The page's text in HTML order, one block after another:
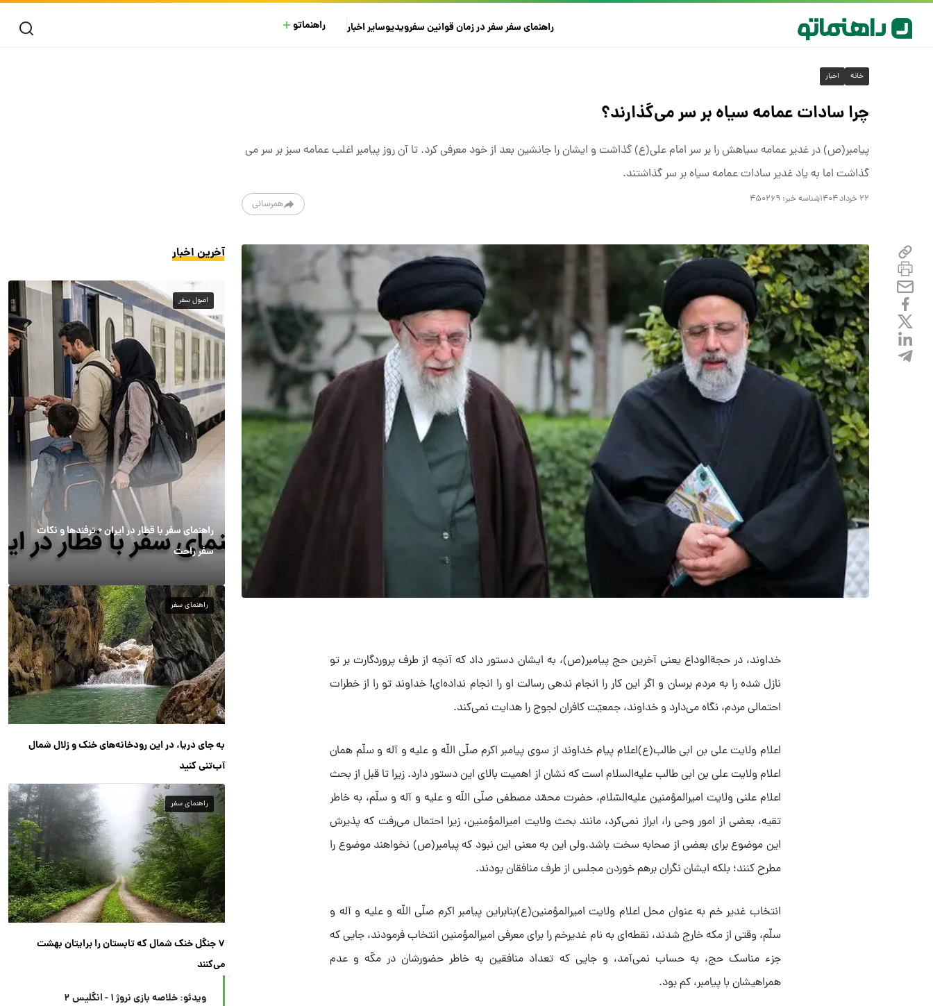
راهنمای سفرسفر در زمانقوانین سفرویدیوسایراخبار راهنماتو
خانه اخبار
چرا سادات عمامه سیاه بر سر می‌گذارند؟
پیامبر(ص) در غدیر عمامه سیاهش را بر سر امام علی(ع) گذاشت و ایشان را جانشین بعد از خود معرفی کرد. تا آن روز پیامبر اغلب عمامه سبز بر سر می
گذاشت اما به یاد غدیر سادات عمامه سیاه بر سر گذاشتند.
۲۲ خرداد ۱۴۰۴ شناسه خبر: ۴۵۰۲۶۹ همرسانی
خداوند، در حجة‌الوداع یعنی آخرین حج پیامبر(ص)، به ایشان دستور داد که ‌آنچه از طرف پروردگارت بر تو
نازل شده را به مردم برسان و اگر این کار را انجام ندهی رسالت او را انجام نداده‌ای! خداوند تو را از خطرات
احتمالی مردم، نگاه می‌دارد و خداوند، جمعیّت کافران لجوج را هدایت نمی‌کند.
اعلام ولایت علی‌ بن ابی طالب(ع)اعلام پیام خداوند از سوی پیامبر اکرم صلّی اللّه و علیه و آله و سلّم همان
اعلام ولایت علی بن ابی طالب علیه‌السلام است که نشان از اهمیت بالای این دستور دارد. زیرا تا قبل از بحث
اعلام علنی ولایت امیرالمؤمنین علیه‌السّلام، حضرت محمّد مصطفی صلّی اللّه و علیه و آله و سلّم، به خاطر
تقیه، بعضی از امور وحی را، ابراز نمی‌کرد، مانند بحث ولایت امیرالمؤمنین، زیرا احتمال می‌رفت که پذیرش
این موضوع برای بعضی از صحابه سخت باشد.ولی این به معنی این نبود که پیامبر(ص) نخواهند موضوع را
مطرح کنند؛ بلکه ایشان نگران برهم خوردن مجلس از طرف منافقان بودند.
انتخاب غدیر خم به عنوان محل اعلام ولایت امیرالمؤمنین(ع)بنابراین پیامبر اکرم صلّی اللّه و علیه و آله و
سلّم، وقتی از مکه خارج شدند، نقطه‌ای به نام غدیرخم را برای معرفی امیرالمؤمنین انتخاب فرمودند، جایی که
جزء مناسک حج، به حساب نمی‌آمد، و جایی که تعداد منافقین به خاطر حضورشان در مکّه و عدم
همراهیشان با پیامبر، کم بود.
آخرین اخبار
اصول سفر
راهنمای سفر با قطار در ایران + ترفندها و نکات
سفر راحت
راهنمای سفر
به جای دریا، در این رودخانه‌های خنک و زلال شمال
آب‌تنی کنید
راهنمای سفر
۷ جنگل خنک شمال که تابستان را برایتان بهشت
می‌کنند
ویدئو: خلاصه بازی نروژ ۱ - انگلیس ۲